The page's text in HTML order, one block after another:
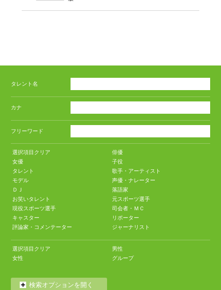
タレント名
カナ
フリーワード
選択項目クリア
俳優
女優
子役
タレント
歌手・アーティスト
モデル
声優・ナレーター
ＤＪ
落語家
お笑いタレント
元スポーツ選手
現役スポーツ選手
司会者・ＭＣ
キャスター
リポーター
評論家・コメンテーター
ジャーナリスト
選択項目クリア
男性
女性
グループ
検索オプションを開く